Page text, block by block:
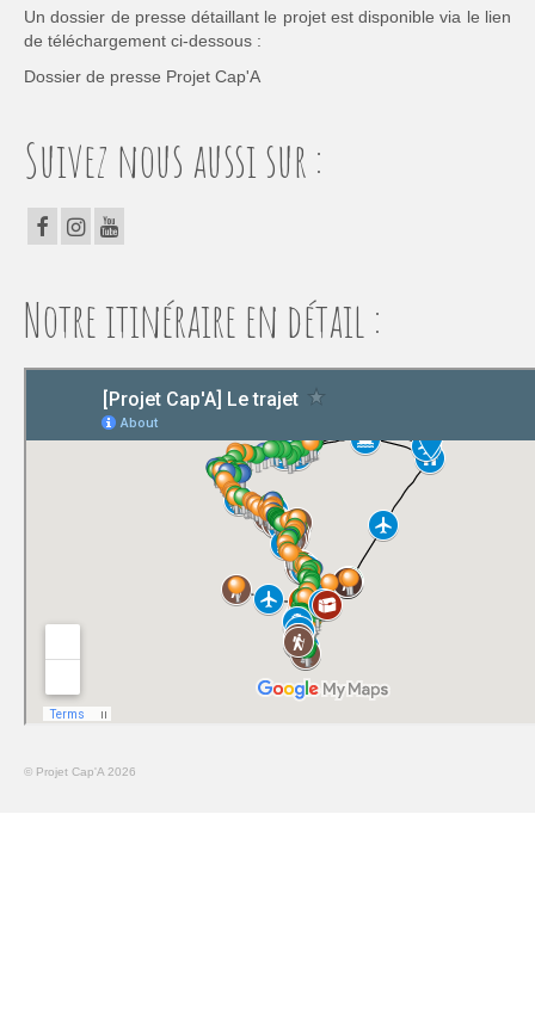
Un dossier de presse détaillant le projet est disponible via le lien
de téléchargement ci-dessous :
Dossier de presse Projet Cap'A
Suivez nous aussi sur :
Notre itinéraire en détail :
© Projet Cap'A 2026